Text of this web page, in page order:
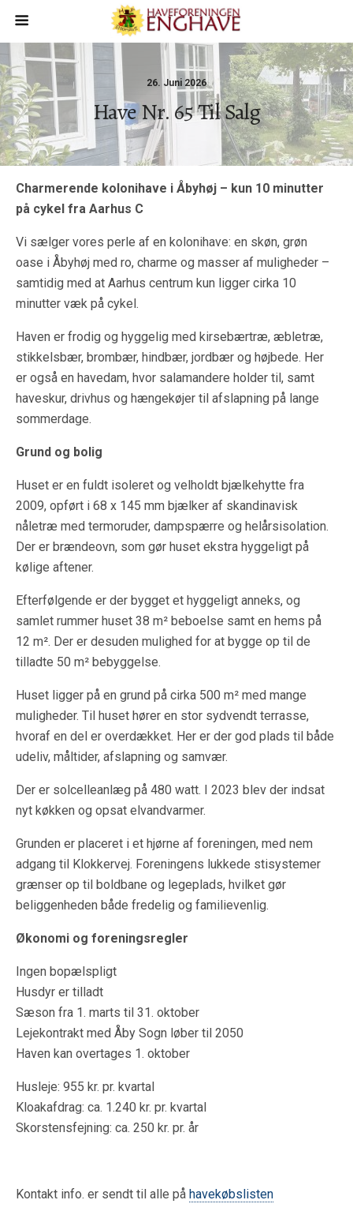
26. Juni 2026
Have Nr. 65 Til Salg
Charmerende kolonihave i Åbyhøj – kun 10 minutter
på cykel fra Aarhus C
Vi sælger vores perle af en kolonihave: en skøn, grøn
oase i Åbyhøj med ro, charme og masser af muligheder –
samtidig med at Aarhus centrum kun ligger cirka 10
minutter væk på cykel.
Haven er frodig og hyggelig med kirsebærtræ, æbletræ,
stikkelsbær, brombær, hindbær, jordbær og højbede. Her
er også en havedam, hvor salamandere holder til, samt
haveskur, drivhus og hængekøjer til afslapning på lange
sommerdage.
Grund og bolig
Huset er en fuldt isoleret og velholdt bjælkehytte fra
2009, opført i 68 x 145 mm bjælker af skandinavisk
nåletræ med termoruder, dampspærre og helårsisolation.
Der er brændeovn, som gør huset ekstra hyggeligt på
kølige aftener.
Efterfølgende er der bygget et hyggeligt anneks, og
samlet rummer huset 38 m² beboelse samt en hems på
12 m². Der er desuden mulighed for at bygge op til de
tilladte 50 m² bebyggelse.
Huset ligger på en grund på cirka 500 m² med mange
muligheder. Til huset hører en stor sydvendt terrasse,
hvoraf en del er overdækket. Her er der god plads til både
udeliv, måltider, afslapning og samvær.
Der er solcelleanlæg på 480 watt. I 2023 blev der indsat
nyt køkken og opsat elvandvarmer.
Grunden er placeret i et hjørne af foreningen, med nem
adgang til Klokkervej. Foreningens lukkede stisystemer
grænser op til boldbane og legeplads, hvilket gør
beliggenheden både fredelig og familievenlig.
Økonomi og foreningsregler
Ingen bopælspligt
Husdyr er tilladt
Sæson fra 1. marts til 31. oktober
Lejekontrakt med Åby Sogn løber til 2050
Haven kan overtages 1. oktober
Husleje: 955 kr. pr. kvartal
Kloakafdrag: ca. 1.240 kr. pr. kvartal
Skorstensfejning: ca. 250 kr. pr. år
Kontakt info. er sendt til alle på havekøbslisten